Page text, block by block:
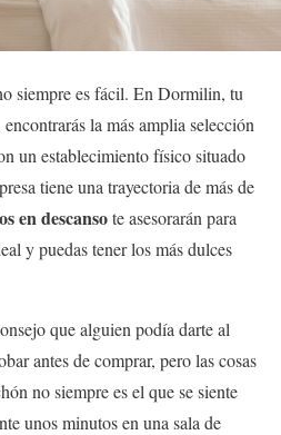
siempre es fácil. En Dormilin, tu
encontrarás la más amplia selección
un establecimiento físico situado
tiene una trayectoria de más de
en descansote asesorarán para
y puedas tener los más dulces
que alguien podía darte al
antes de comprar, pero las cosas
no siempre es el que se siente
unos minutos en una sala de